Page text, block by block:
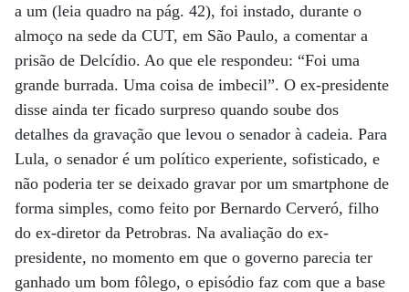
a um (leia quadro na pág. 42), foi instado, durante o
almoço na sede da CUT, em São Paulo, a comentar a
prisão de Delcídio. Ao que ele respondeu: “Foi uma
grande burrada. Uma coisa de imbecil”. O ex-presidente
disse ainda ter ficado surpreso quando soube dos
detalhes da gravação que levou o senador à cadeia. Para
Lula, o senador é um político experiente, sofisticado, e
não poderia ter se deixado gravar por um smartphone de
forma simples, como feito por Bernardo Cerveró, filho
do ex-diretor da Petrobras. Na avaliação do ex-
presidente, no momento em que o governo parecia ter
ganhado um bom fôlego, o episódio faz com que a base